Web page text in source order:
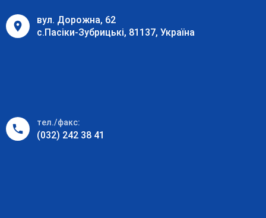
вул. Дорожна, 62
с.Пасіки-Зубрицькі, 81137, Україна
тел./факс:
(032) 242 38 41